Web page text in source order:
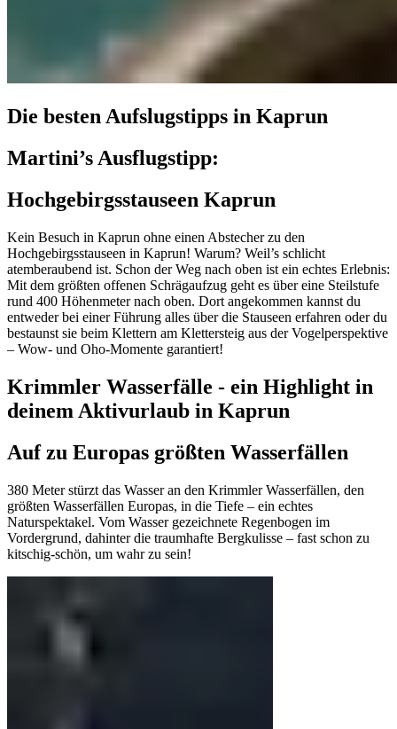
Die besten Aufslugstipps in Kaprun
Martini’s Ausflugstipp:
Hochgebirgsstauseen Kaprun
Kein Besuch in Kaprun ohne einen Abstecher zu den
Hochgebirgsstauseen in Kaprun! Warum? Weil’s schlicht
atemberaubend ist. Schon der Weg nach oben ist ein echtes Erlebnis:
Mit dem größten offenen Schrägaufzug geht es über eine Steilstufe
rund 400 Höhenmeter nach oben. Dort angekommen kannst du
entweder bei einer Führung alles über die Stauseen erfahren oder du
bestaunst sie beim Klettern am Klettersteig aus der Vogelperspektive
– Wow- und Oho-Momente garantiert!
Krimmler Wasserfälle - ein Highlight in
deinem Aktivurlaub in Kaprun
Auf zu Europas größten Wasserfällen
380 Meter stürzt das Wasser an den Krimmler Wasserfällen, den
größten Wasserfällen Europas, in die Tiefe – ein echtes
Naturspektakel. Vom Wasser gezeichnete Regenbogen im
Vordergrund, dahinter die traumhafte Bergkulisse – fast schon zu
kitschig-schön, um wahr zu sein!